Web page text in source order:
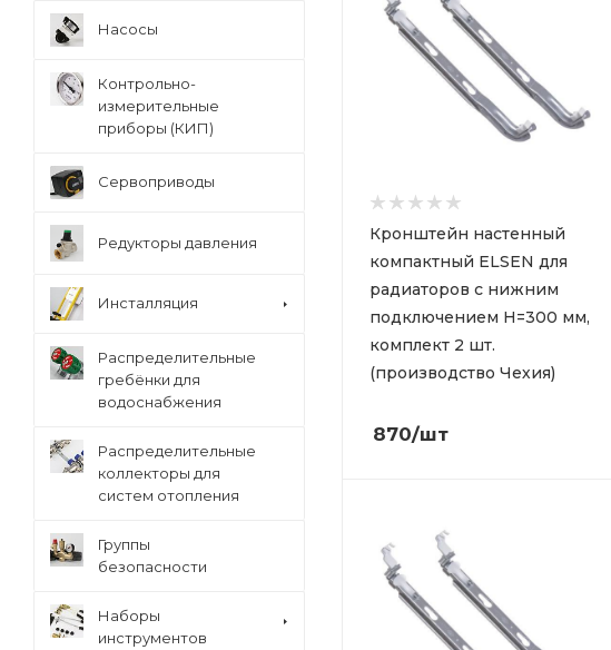
Кронштейн настенный
компактный ELSEN для
радиаторов с нижним
подключением Н=300 мм,
комплект 2 шт.
(производство Чехия)
870/шт
Насосы
Контрольно-
измерительные
приборы (КИП)
Сервоприводы
Редукторы давления
Инсталляция
Распределительные
гребёнки для
водоснабжения
Распределительные
коллекторы для
систем отопления
Группы
безопасности
Наборы
инструментов